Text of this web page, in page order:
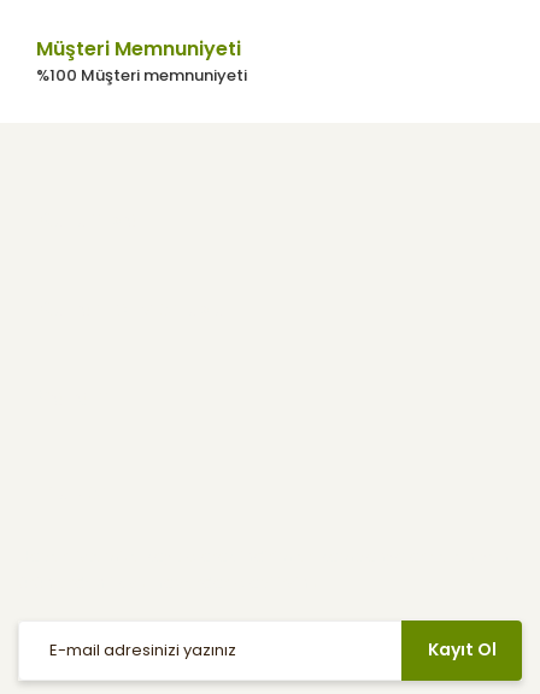
Müşteri Memnuniyeti
%100 Müşteri memnuniyeti
Kayıt Ol